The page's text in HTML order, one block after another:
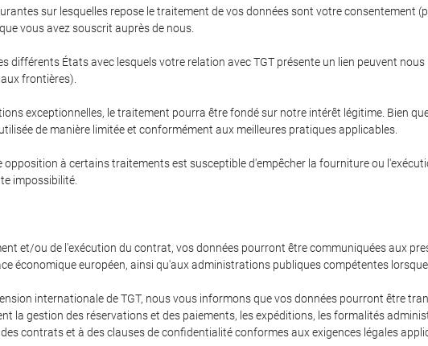
sur lesquelles repose le traitement de vos données sont votre consentement
vous avez souscrit auprès de nous.
différents États avec lesquels votre relation avec TGT présente un lien peuvent
frontières).
exceptionnelles, le traitement pourra être fondé sur notre intérêt légitime. Bien
de manière limitée et conformément aux meilleures pratiques applicables.
à certains traitements est susceptible d'empêcher la fourniture ou
impossibilité.
et/ou de l'exécution du contrat, vos données pourront être communiquées aux
économique européen, ainsi qu'aux administrations publiques compétentes lorsque
internationale de TGT, nous vous informons que vos données pourront être
la gestion des réservations et des paiements, les expéditions, les formalités
contrats et à des clauses de confidentialité conformes aux exigences légales